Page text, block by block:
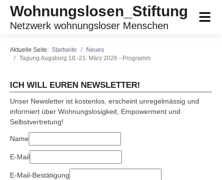
Wohnungslosen_Stiftung
Netzwerk wohnungsloser Menschen
Aktuelle Seite: Startseite
Neues
Tagung Augsburg 18.-21. März 2026 - Programm
ICH WILL EUREN NEWSLETTER!
Unser Newsletter ist kostenlos, erscheint unregelmässig und
informiert über Wohnungslosigkeit, Empowerment und
Selbstvertretung!
Name
E-Mail
E-Mail-Bestätigung